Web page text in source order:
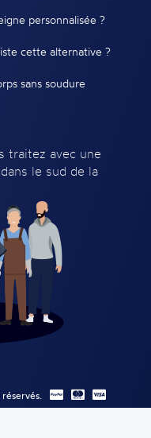
personnalisée ?
cette alternative ?
sans soudure
traitez avec une
le sud de la